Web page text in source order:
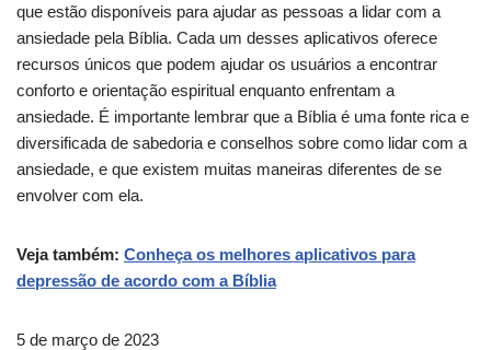
que estão disponíveis para ajudar as pessoas a lidar com a
ansiedade pela Bíblia. Cada um desses aplicativos oferece
recursos únicos que podem ajudar os usuários a encontrar
conforto e orientação espiritual enquanto enfrentam a
ansiedade. É importante lembrar que a Bíblia é uma fonte rica e
diversificada de sabedoria e conselhos sobre como lidar com a
ansiedade, e que existem muitas maneiras diferentes de se
envolver com ela.
Veja também: Conheça os melhores aplicativos para
depressão de acordo com a Bíblia
5 de março de 2023